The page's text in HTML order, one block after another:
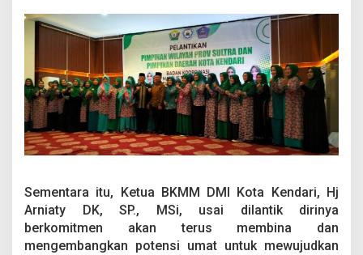
i
n
t
i
k
Sementara itu, Ketua BKMM DMI Kota Kendari, Hj
Arniaty DK, SP., MSi, usai dilantik dirinya
berkomitmen akan terus membina dan
mengembangkan potensi umat untuk mewujudkan